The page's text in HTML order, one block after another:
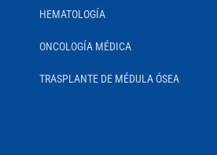
HEMATOLOGÍA
ONCOLOGÍA MÉDICA
TRASPLANTE DE MÉDULA ÓSEA